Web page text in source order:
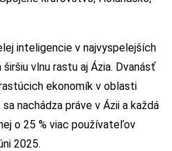
inteligencie v najvyspelejších
vlnu rastu aj Ázia. Dvanásť
ekonomík v oblasti
nachádza práve v Ázii a každá
o 25 % viac používateľov
2025.